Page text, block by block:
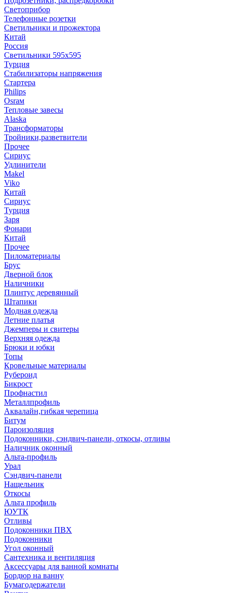
Светоприбор
Телефонные розетки
Светильники и прожектора
Китай
Россия
Светильники 595х595
Турция
Стабилизаторы напряжения
Стартера
Philips
Оsrам
Тепловые завесы
Alaska
Трансформаторы
Тройники,разветвители
Прочее
Сириус
Удлинители
Makel
Viko
Китай
Сириус
Турция
Заря
Фонари
Китай
Прочее
Пиломатериалы
Брус
Дверной блок
Наличники
Плинтус деревянный
Штапики
Модная одежда
Летние платья
Джемперы и свитеры
Верхняя одежда
Брюки и юбки
Топы
Кровельные материалы
Рубероид
Бикрост
Профнастил
Металлпрофиль
Аквалайн,гибкая черепица
Битум
Пароизоляция
Подоконники, сэндвич-панели, откосы, отливы
Наличник оконный
Альта-профиль
Урал
Сэндвич-панели
Нащельник
Откосы
Альта профиль
ЮУТК
Отливы
Подоконники ПВХ
Подоконники
Угол оконный
Сантехника и вентиляция
Аксессуары для ванной комнаты
Бордюр на ванну
Бумагодержатели